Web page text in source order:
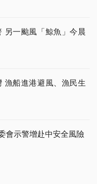
另一颱風「鯨魚」今晨
漁船進港避風、漁民生
會示警增赴中安全風險